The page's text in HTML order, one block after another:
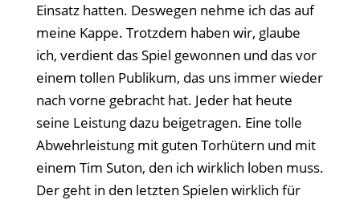
Einsatz hatten. Deswegen nehme ich das auf
meine Kappe. Trotzdem haben wir, glaube
ich, verdient das Spiel gewonnen und das vor
einem tollen Publikum, das uns immer wieder
nach vorne gebracht hat. Jeder hat heute
seine Leistung dazu beigetragen. Eine tolle
Abwehrleistung mit guten Torhütern und mit
einem Tim Suton, den ich wirklich loben muss.
Der geht in den letzten Spielen wirklich für